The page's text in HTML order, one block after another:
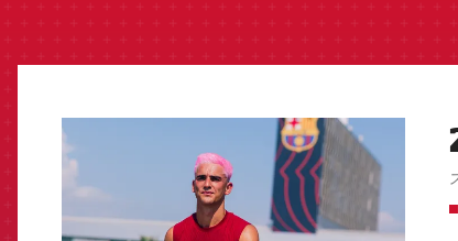
FCB Barcelona badge